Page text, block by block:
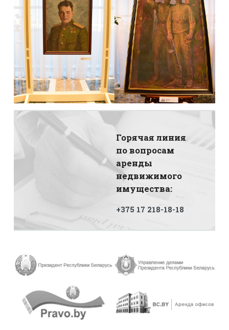
Горячая линия
по вопросам
аренды
недвижимого
имущества:
+375 17 218-18-18